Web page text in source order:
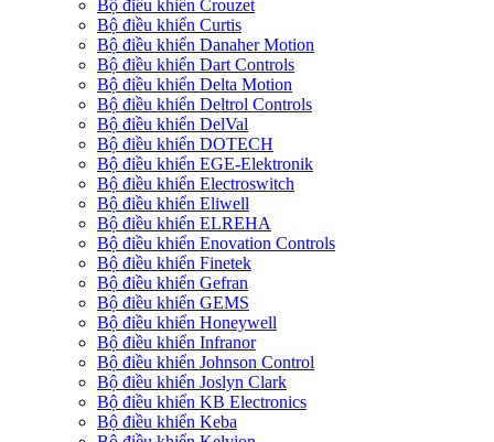
Bộ điều khiển Crouzet
Bộ điều khiển Curtis
Bộ điều khiển Danaher Motion
Bộ điều khiển Dart Controls
Bộ điều khiển Delta Motion
Bộ điều khiển Deltrol Controls
Bộ điều khiển DelVal
Bộ điều khiển DOTECH
Bộ điều khiển EGE-Elektronik
Bộ điều khiển Electroswitch
Bộ điều khiển Eliwell
Bộ điều khiển ELREHA
Bộ điều khiển Enovation Controls
Bộ điều khiển Finetek
Bộ điều khiển Gefran
Bộ điều khiển GEMS
Bộ điều khiển Honeywell
Bộ điều khiển Infranor
Bộ điều khiển Johnson Control
Bộ điều khiển Joslyn Clark
Bộ điều khiển KB Electronics
Bộ điều khiển Keba